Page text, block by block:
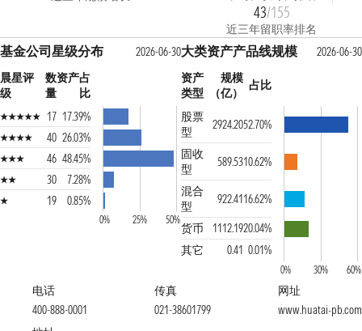
43/155
近三年留职率排名
基金公司星级分布
2026-06-30
晨星评
级
数
量
资产占
比
17 17.39%
40 26.03%
46 48.45%
30
7.28%
19
0.85%
0% 25% 50%
大类资产产品线规模
2026-06-30
资产
类型
规模
（亿）
占比
股票
型
2924.2052.70%
固收
型
589.5310.62%
混合
型
922.4116.62%
货币
1112.1920.04%
其它
0.41 0.01%
0% 30% 60%
电话
400-888-0001
传真
021-38601799
网址
www.huatai-pb.com